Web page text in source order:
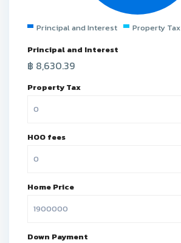
Principal and Interest Property Tax
Principal and Interest
฿ 8,630.39
Property Tax
HOO fees
Home Price
Down Payment